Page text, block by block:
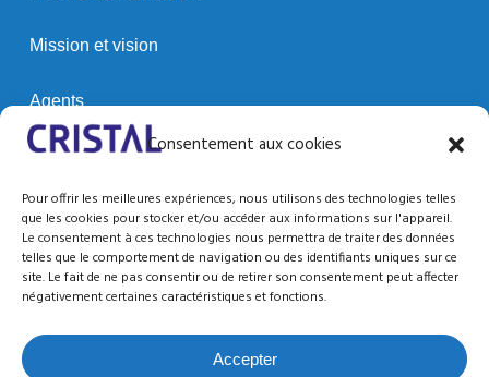
Consentement aux cookies
Pour offrir les meilleures expériences, nous utilisons des technologies telles
que les cookies pour stocker et/ou accéder aux informations sur l'appareil.
Le consentement à ces technologies nous permettra de traiter des données
telles que le comportement de navigation ou des identifiants uniques sur ce
site. Le fait de ne pas consentir ou de retirer son consentement peut affecter
négativement certaines caractéristiques et fonctions.
Accepter
Mission et vision
Agents
Clients
SUPPORT / RESSOURCES
Support technique
Documentation